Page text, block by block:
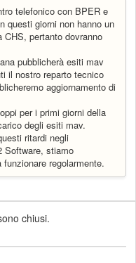
telefonico con BPER e
questi giorni non hanno un
pertanto dovranno
pubblicherà esiti mav
il nostro reparto tecnico
aggiornamento di
per i primi giorni della
degli esiti mav.
ritardi negli
Software, stiamo
regolarmente.
chiusi.